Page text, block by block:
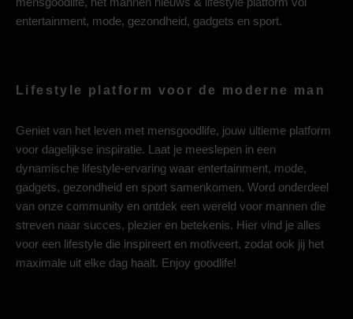
entertainment, mode, gezondheid, gadgets en sport.
Lifestyle platform voor de moderne man
Geniet van het leven met mensgoodlife, jouw ultieme platform
voor dagelijkse inspiratie. Laat je meeslepen in een
dynamische lifestyle-ervaring waar entertainment, mode,
gadgets, gezondheid en sport samenkomen. Word onderdeel
van onze community en ontdek een wereld voor mannen die
streven naar succes, plezier en betekenis. Hier vind je alles
voor een lifestyle die inspireert en motiveert, zodat ook jij het
maximale uit elke dag haalt. Enjoy goodlife!